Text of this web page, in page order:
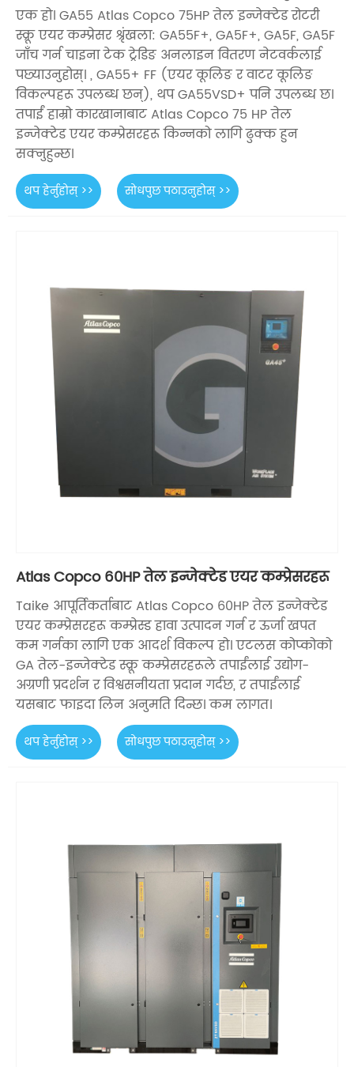
एक हो। GA55 Atlas Copco 75HP तेल इन्जेक्टेड रोटरी
स्क्रू एयर कम्प्रेसर श्रृंखला: GA55F+, GA5F+, GA5F, GA5F
जाँच गर्न चाइना टेक ट्रेडिङ अनलाइन वितरण नेटवर्कलाई
पछ्याउनुहोस्। , GA55+ FF (एयर कूलिङ र वाटर कूलिङ
विकल्पहरू उपलब्ध छन्), थप GA55VSD+ पनि उपलब्ध छ।
तपाईं हाम्रो कारखानाबाट Atlas Copco 75 HP तेल
इन्जेक्टेड एयर कम्प्रेसरहरू किन्नको लागि ढुक्क हुन
सक्नुहुन्छ।
थप हेर्नुहोस् >> सोधपुछ पठाउनुहोस् >>
Atlas Copco 60HP तेल इन्जेक्टेड एयर कम्प्रेसरहरू
Taike आपूर्तिकर्ताबाट Atlas Copco 60HP तेल इन्जेक्टेड
एयर कम्प्रेसरहरू कम्प्रेस्ड हावा उत्पादन गर्न र ऊर्जा खपत
कम गर्नका लागि एक आदर्श विकल्प हो। एटलस कोप्कोको
GA तेल-इन्जेक्टेड स्क्रू कम्प्रेसरहरूले तपाईंलाई उद्योग-
अग्रणी प्रदर्शन र विश्वसनीयता प्रदान गर्दछ, र तपाईंलाई
यसबाट फाइदा लिन अनुमति दिन्छ। कम लागत।
थप हेर्नुहोस् >> सोधपुछ पठाउनुहोस् >>